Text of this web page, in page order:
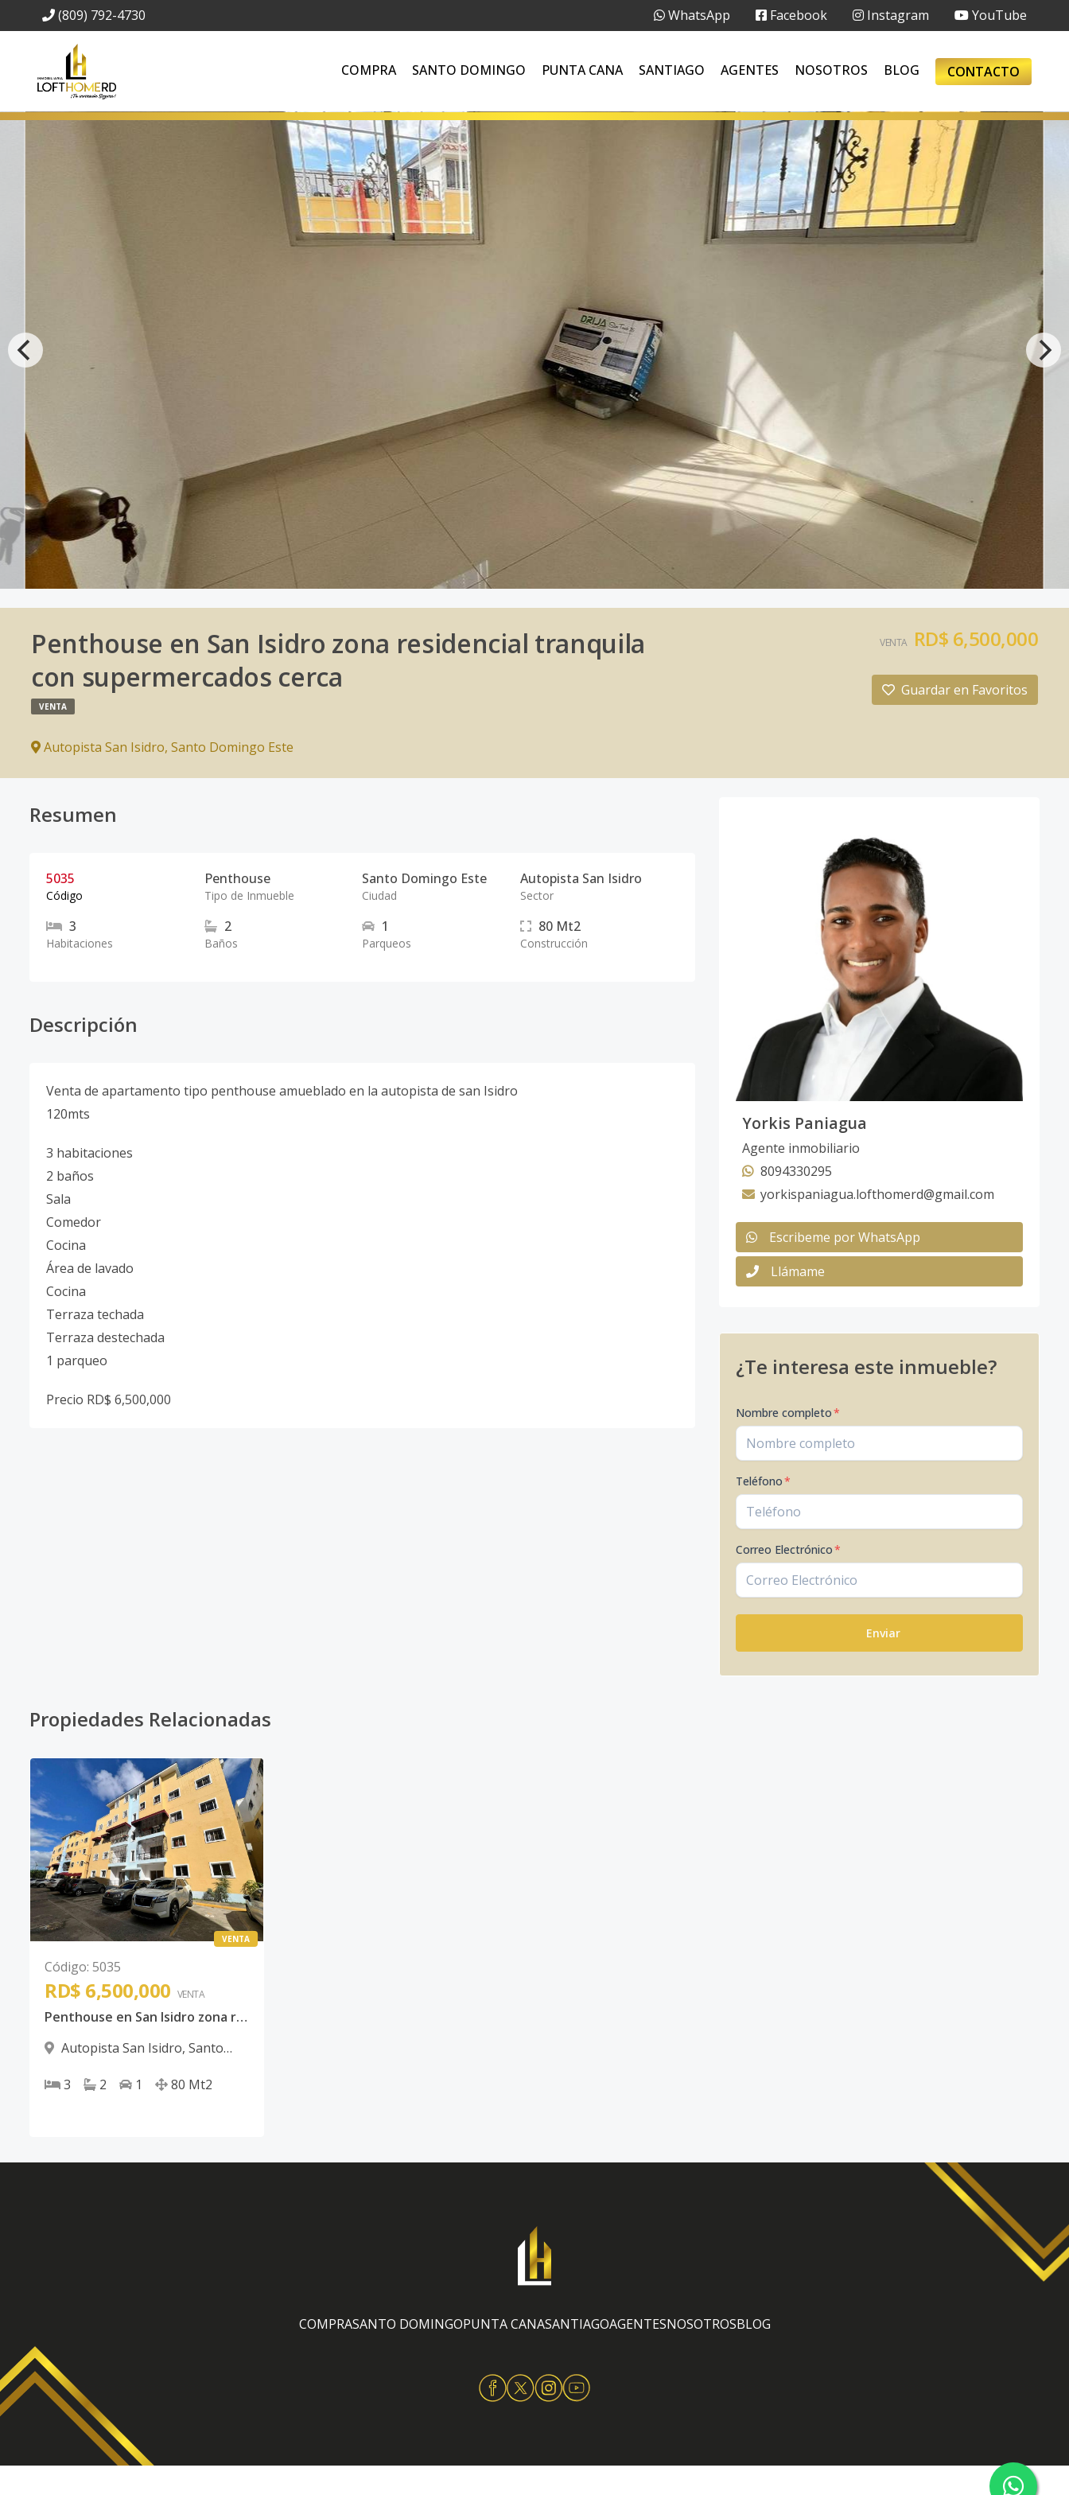
(809) 792-4730 WhatsApp Facebook Instagram YouTube
COMPRA SANTO DOMINGO PUNTA CANA SANTIAGO AGENTES NOSOTROS BLOG CONTACTO
Penthouse en San Isidro zona residencial tranquila
con supermercados cerca
VENTA
Autopista San Isidro, Santo Domingo Este
VENTA RD$ 6,500,000
Guardar en Favoritos
Resumen
5035
Código
Penthouse
Tipo de Inmueble
Santo Domingo Este
Ciudad
Autopista San Isidro
Sector
3
Habitaciones
2
Baños
1
Parqueos
80 Mt2
Construcción
Descripción
Venta de apartamento tipo penthouse amueblado en la autopista de san Isidro
120mts
3 habitaciones
2 baños
Sala
Comedor
Cocina
Área de lavado
Cocina
Terraza techada
Terraza destechada
1 parqueo
Precio RD$ 6,500,000
Yorkis Paniagua
Agente inmobiliario
8094330295
yorkispaniagua.lofthomerd@gmail.com
Escribeme por WhatsApp
Llámame
¿Te interesa este inmueble?
Nombre completo*
Teléfono*
Correo Electrónico*
Enviar
Propiedades Relacionadas
VENTA
Código: 5035
RD$ 6,500,000 VENTA
Penthouse en San Isidro zona residencial tranquila con supermercados cerca
Autopista San Isidro, Santo
3
2 1 80 Mt2
COMPRASANTO DOMINGOPUNTA CANASANTIAGOAGENTESNOSOTROSBLOG